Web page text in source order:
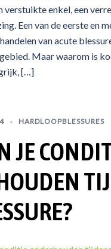
verstuikte enkel, een
Een van de eerste en
van acute
Maar waarom is
[…]
HARDLOOPBLESSURES
JE